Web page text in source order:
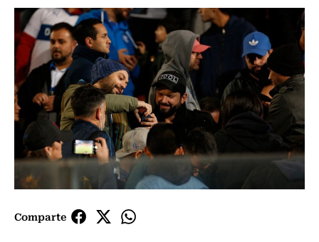
Comparte